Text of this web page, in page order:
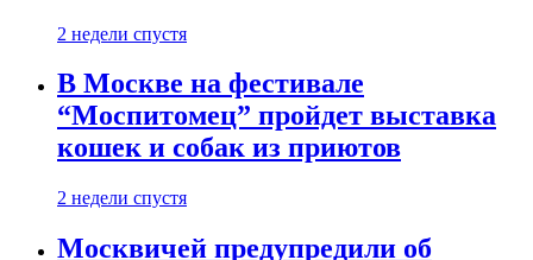
2 недели спустя
В Москве на фестивале
“Моспитомец” пройдет выставка
кошек и собак из приютов
2 недели спустя
Москвичей предупредили об